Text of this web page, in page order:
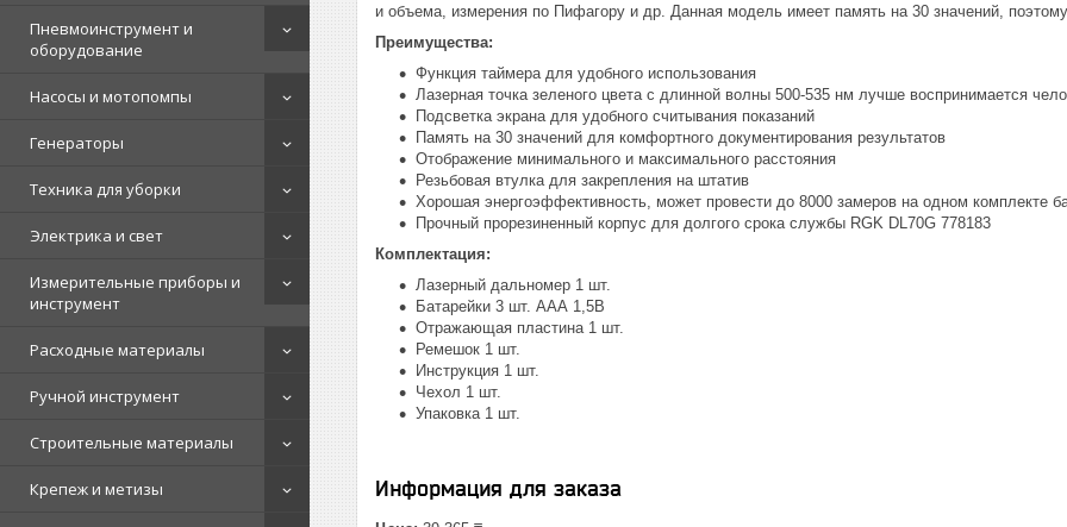
Пневмоинструмент и
оборудование
Насосы и мотопомпы
Генераторы
Техника для уборки
Электрика и свет
Измерительные приборы и
инструмент
Расходные материалы
Ручной инструмент
Строительные материалы
Крепеж и метизы
и объема, измерения по Пифагору и др. Данная модель имеет память на 30 значений,
Преимущества:
Функция таймера для удобного использования
Лазерная точка зеленого цвета с длинной волны 500-535 нм лучше воспринимается
Подсветка экрана для удобного считывания показаний
Память на 30 значений для комфортного документирования результатов
Отображение минимального и максимального расстояния
Резьбовая втулка для закрепления на штатив
Хорошая энергоэффективность, может провести до 8000 замеров на одном комплекте
Прочный прорезиненный корпус для долгого срока службы RGK DL70G 778183
Комплектация:
Лазерный дальномер 1 шт.
Батарейки 3 шт. ААА 1,5В
Отражающая пластина 1 шт.
Ремешок 1 шт.
Инструкция 1 шт.
Чехол 1 шт.
Упаковка 1 шт.
Информация для заказа